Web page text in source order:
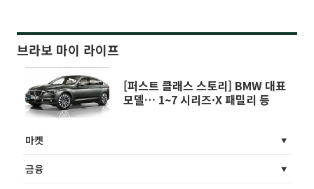
브라보 마이 라이프
[퍼스트 클래스 스토리] BMW 대표
모델… 1~7 시리즈·X 패밀리 등
마켓
금융